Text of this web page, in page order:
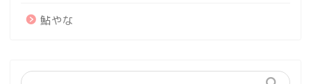
鮎やな